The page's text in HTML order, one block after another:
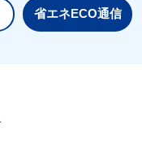
省エネECO通信